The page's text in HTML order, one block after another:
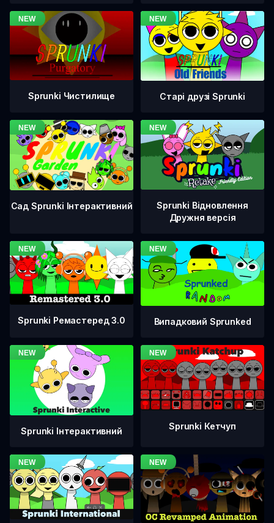
Sprunki Чистилище Старі друзі Sprunki
Сад Sprunki Інтерактивний
Sprunki Відновлення
Дружня версія
Sprunki Ремастеред 3.0 Випадковий Sprunked
Sprunki Інтерактивний Sprunki Кетчуп